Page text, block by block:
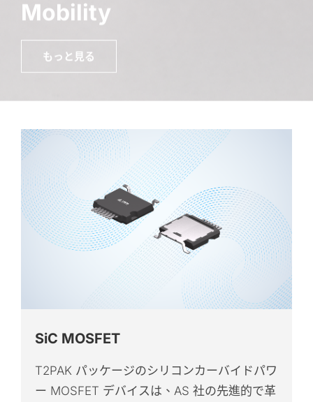
Energy Systemsr
もっと見る
AI Sever
もっと見る
Mobility
もっと見る
Energy Systemsr
もっと見る
AI Sever
もっと見る
SiC MOSFET
T2PAK パッケージのシリコンカーバイドパワ
ー MOSFET デバイスは、AS 社の先進的で革